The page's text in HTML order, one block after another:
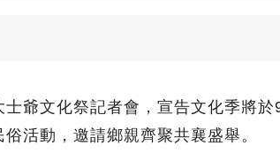
士爺文化祭記者會，宣告文化季將
活動，邀請鄉親齊聚共襄盛舉。